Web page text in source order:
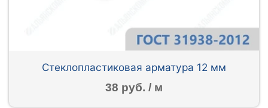
Стеклопластиковая арматура 12 мм
38 руб. / м